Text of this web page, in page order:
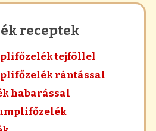
receptek
tejföllel
rántással
habarással